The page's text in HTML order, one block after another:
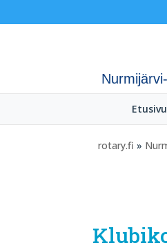
Etusivu
rotary.fi »